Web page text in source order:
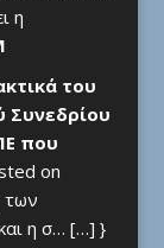
η
του
Συνεδρίου
που
on
των
η σ… […] }